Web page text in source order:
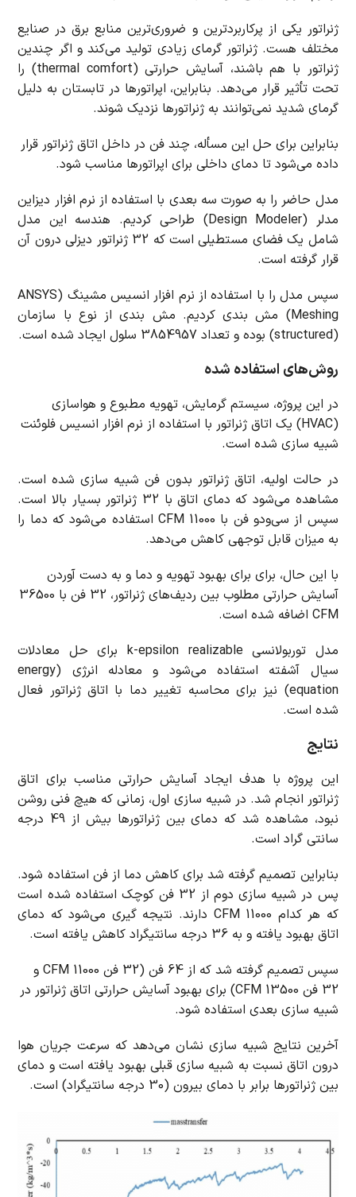
ژنراتور یکی از پرکاربردترین و ضروری‌ترین منابع برق در صنایع
مختلف هست. ژنراتور گرمای زیادی تولید می‌کند و اگر چندین
ژنراتور با هم باشند، آسایش حرارتی (thermal comfort) را
تحت تأثیر قرار می‌دهد. بنابراین، اپراتورها در تابستان به دلیل
گرمای شدید نمی‌توانند به ژنراتورها نزدیک شوند.
بنابراین برای حل این مسأله، چند فن در داخل اتاق ژنراتور قرار
داده می‌شود تا دمای داخلی برای اپراتورها مناسب شود.
مدل حاضر را به صورت سه بعدی با استفاده از نرم افزار دیزاین
مدلر (Design Modeler) طراحی کردیم. هندسه این مدل
شامل یک فضای مستطیلی است که 32 ژنراتور دیزلی درون آن
قرار گرفته است.
سپس مدل را با استفاده از نرم افزار انسیس مشینگ (ANSYS
Meshing) مش بندی کردیم. مش بندی از نوع با سازمان
(structured) بوده و تعداد 3854957 سلول ایجاد شده است.
روش‌های استفاده شده
در این پروژه، سیستم گرمایش، تهویه مطبوع و هواسازی
(HVAC) یک اتاق ژنراتور با استفاده از نرم افزار انسیس فلوئنت
شبیه سازی شده است.
در حالت اولیه، اتاق ژنراتور بدون فن شبیه سازی شده است.
مشاهده می‌شود که دمای اتاق با 32 ژنراتور بسیار بالا است.
سپس از سی‌ودو فن با 11000 CFM استفاده می‌شود که دما را
به میزان قابل توجهی کاهش می‌دهد.
با این حال، برای برای بهبود تهویه و دما و به دست آوردن
آسایش حرارتی مطلوب بین ردیف‌های ژنراتور، 32 فن با 36500
CFM اضافه شده است.
مدل توربولانسی k-epsilon realizable برای حل معادلات
سیال آشفته استفاده می‌شود و معادله انرژی (energy
equation) نیز برای محاسبه تغییر دما با اتاق ژنراتور فعال
شده است.
نتایج
این پروژه با هدف ایجاد آسایش حرارتی مناسب برای اتاق
ژنراتور انجام شد. در شبیه سازی اول، زمانی که هیچ فنی روشن
نبود، مشاهده شد که دمای بین ژنراتورها بیش از 49 درجه
سانتی گراد است.
بنابراین تصمیم گرفته شد برای کاهش دما از فن استفاده شود.
پس در شبیه سازی دوم از 32 فن کوچک استفاده شده است
که هر کدام 11000 CFM دارند. نتیجه گیری می‌شود که دمای
اتاق بهبود یافته و به 36 درجه سانتیگراد کاهش یافته است.
سپس تصمیم گرفته شد که از 64 فن (32 فن 11000 CFM و
32 فن 13500 CFM) برای بهبود آسایش حرارتی اتاق ژنراتور در
شبیه سازی بعدی استفاده شود.
آخرین نتایج شبیه سازی نشان می‌دهد که سرعت جریان هوا
درون اتاق نسبت به شبیه سازی قبلی بهبود یافته است و دمای
بین ژنراتورها برابر با دمای بیرون (30 درجه سانتیگراد) است.